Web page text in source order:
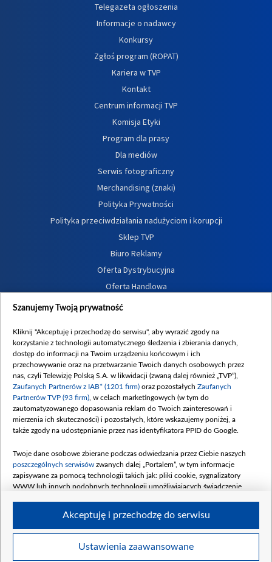
Telegazeta ogłoszenia
Informacje o nadawcy
Konkursy
Zgłoś program (ROPAT)
Kariera w TVP
Kontakt
Centrum informacji TVP
Komisja Etyki
Program dla prasy
Dla mediów
Serwis fotograficzny
Merchandising (znaki)
Polityka Prywatności
Polityka przeciwdziałania nadużyciom i korupcji
Sklep TVP
Biuro Reklamy
Oferta Dystrybucyjna
Oferta Handlowa
Dostępność
Procedura zgłoszeń wewnętrznych
Szanujemy Twoją prywatność
Kliknij "Akceptuję i przechodzę do serwisu", aby wyrazić zgody na
korzystanie z technologii automatycznego śledzenia i zbierania danych,
dostęp do informacji na Twoim urządzeniu końcowym i ich
przechowywanie oraz na przetwarzanie Twoich danych osobowych przez
nas, czyli Telewizję Polską S.A. w likwidacji (zwaną dalej również „TVP”),
Zaufanych Partnerów z IAB* (1201 firm) oraz pozostałych Zaufanych
Partnerów TVP (93 firm) , w celach marketingowych (w tym do
zautomatyzowanego dopasowania reklam do Twoich zainteresowań i
mierzenia ich skuteczności) i pozostałych, które wskazujemy poniżej, a
także zgody na udostępnianie przez nas identyfikatora PPID do Google.
Twoje dane osobowe zbierane podczas odwiedzania przez Ciebie naszych
poszczególnych serwisów zwanych dalej „Portalem”, w tym informacje
zapisywane za pomocą technologii takich jak: pliki cookie, sygnalizatory
WWW lub innych podobnych technologii umożliwiających świadczenie
Twoje dane osobowe zbierane podczas odwiedzania przez Ciebie
Ustawienia zaawansowane
Akceptuję i przechodzę do serwisu